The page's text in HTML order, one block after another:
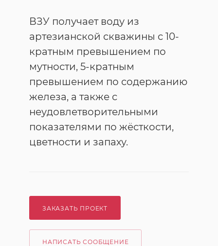
ВЗУ получает воду из
артезианской скважины с 10-
кратным превышением по
мутности, 5-кратным
превышением по содержанию
железа, а также с
неудовлетворительными
показателями по жёсткости,
цветности и запаху.
ЗАКАЗАТЬ ПРОЕКТ
НАПИСАТЬ СООБЩЕНИЕ